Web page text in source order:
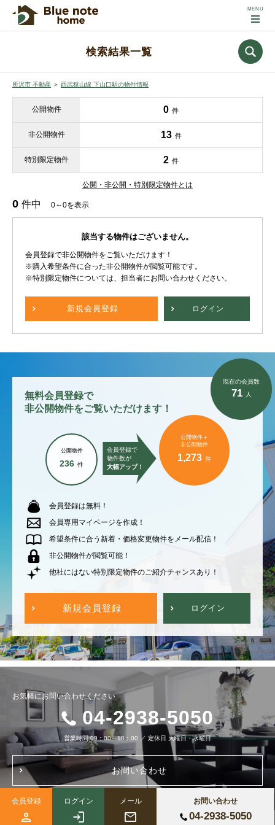
会員登録 ログイン メール お問い合わせ
04-2938-5050
検索結果一覧
所沢市 不動産 ＞ 西武狭山線 下山口駅の物件情報
公開物件 0 件
非公開物件 13 件
特別限定物件 2 件
公開・非公開・特別限定物件とは
0 件中 0～0を表示
該当する物件はございません。
会員登録で非公開物件をご覧いただけます！
※購入希望条件に合った非公開物件が閲覧可能です。
※特別限定物件については、担当者にお問い合わせください。
新規会員登録 ログイン
無料会員登録で
非公開物件をご覧いただけます！
会員登録で
物件数が
大幅アップ！
公開物件
236 件
公開物件＋
非公開物件
1,273 件
現在の会員数
71 人
会員登録は無料！
会員専用マイページを作成！
希望条件に合う新着・価格変更物件をメール配信！
非公開物件が閲覧可能！
他社にはない特別限定物件のご紹介チャンスあり！
新規会員登録 ログイン
お気軽にお問い合わせください
04-2938-5050
営業時間 09：00～18：00 ／ 定休日 火曜日・水曜日
お問い合わせ
Copyright (c) 株式会社ブルーノートホーム All Right Reserved.